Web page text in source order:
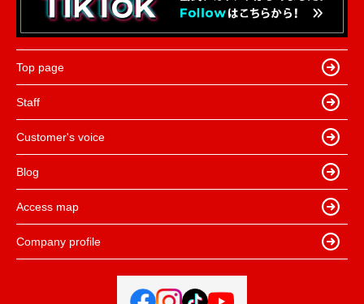
Top page
Staff
Customer's voice
Blog
Access map
Company profile